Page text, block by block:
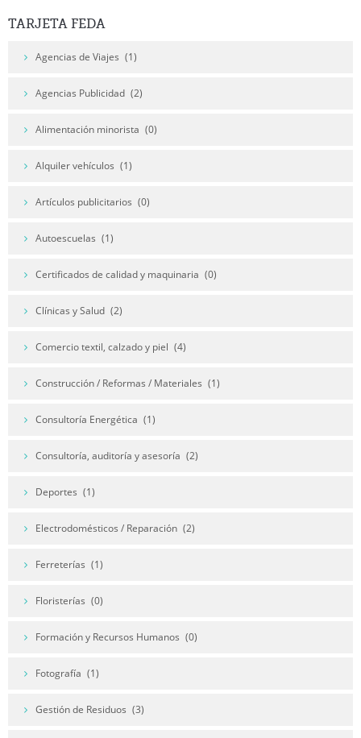
TARJETA FEDA
Agencias de Viajes (1)
Agencias Publicidad (2)
Alimentación minorista (0)
Alquiler vehículos (1)
Artículos publicitarios (0)
Autoescuelas (1)
Certificados de calidad y maquinaria (0)
Clínicas y Salud (2)
Comercio textil, calzado y piel (4)
Construcción / Reformas / Materiales (1)
Consultoría Energética (1)
Consultoría, auditoría y asesoría (2)
Deportes (1)
Electrodomésticos / Reparación (2)
Ferreterías (1)
Floristerías (0)
Formación y Recursos Humanos (0)
Fotografía (1)
Gestión de Residuos (3)